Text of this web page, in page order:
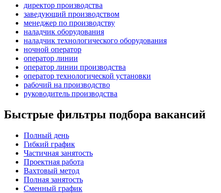
директор производства
заведующий производством
менеджер по производству
наладчик оборудования
наладчик технологического оборудования
ночной оператор
оператор линии
оператор линии производства
оператор технологической установки
рабочий на производство
руководитель производства
Быстрые фильтры подбора вакансий
Полный день
Гибкий график
Частичная занятость
Проектная работа
Вахтовый метод
Полная занятость
Сменный график